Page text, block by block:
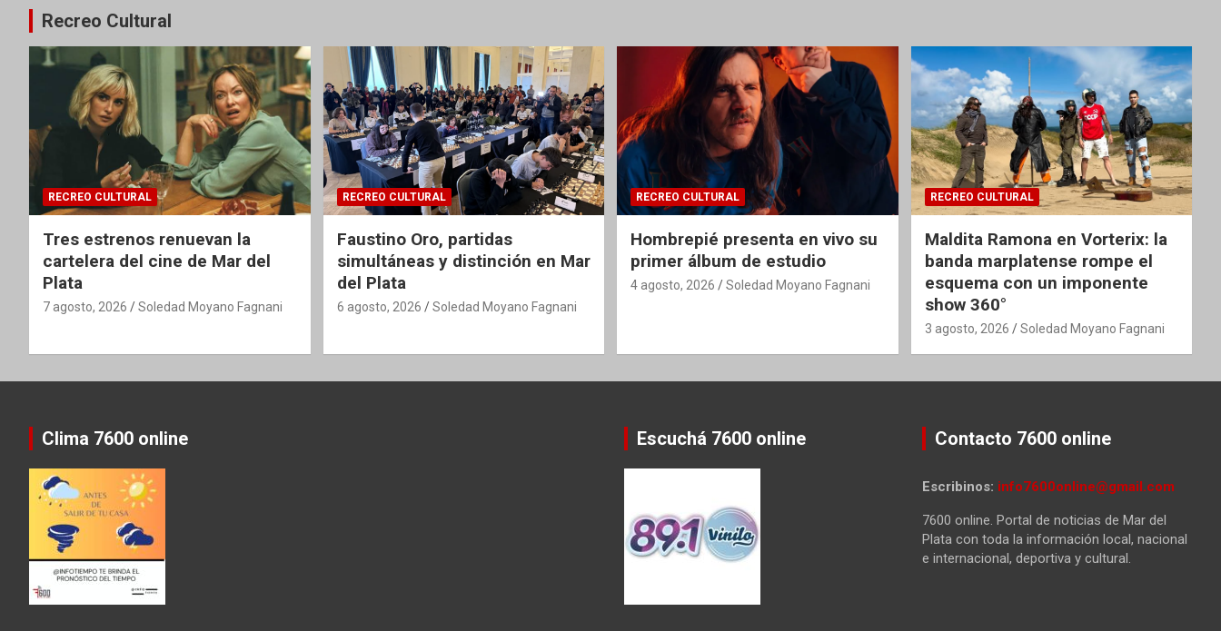
Recreo Cultural
RECREO CULTURAL
Tres estrenos renuevan la
cartelera del cine de Mar del
Plata
7 agosto, 2026 Soledad Moyano Fagnani
RECREO CULTURAL
Faustino Oro, partidas
simultáneas y distinción en Mar
del Plata
6 agosto, 2026 Soledad Moyano Fagnani
RECREO CULTURAL
Hombrepié presenta en vivo su
primer álbum de estudio
4 agosto, 2026 Soledad Moyano Fagnani
RECREO CULTURAL
Maldita Ramona en Vorterix: la
banda marplatense rompe el
esquema con un imponente
show 360°
3 agosto, 2026 Soledad Moyano Fagnani
Clima 7600 online Escuchá 7600 online Contacto 7600 online
Escribinos: info7600online@gmail.com
7600 online. Portal de noticias de Mar del
Plata con toda la información local, nacional
e internacional, deportiva y cultural.